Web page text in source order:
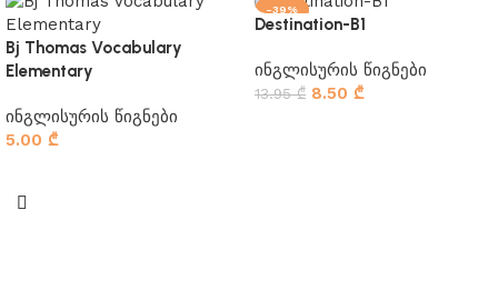
Bj Thomas Vocabulary
Elementary
ინგლისურის წიგნები
5.00 ₾
-39%
Destination-B1
ინგლისურის წიგნები
13.95₾ 8.50 ₾